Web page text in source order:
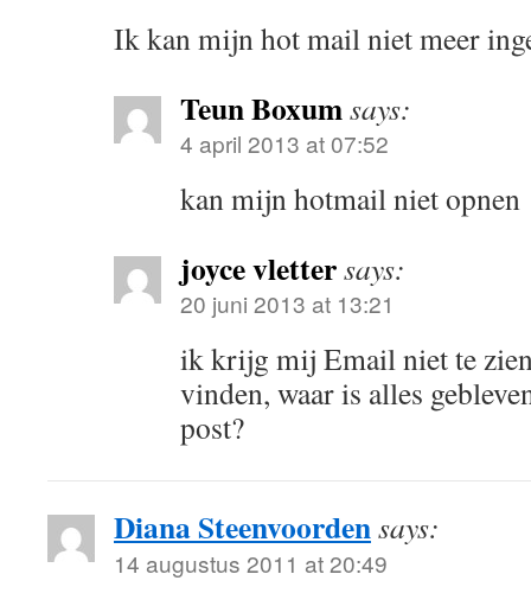
Ik kan mijn hot mail niet meer
Teun Boxumsays:
4 april 2013 at 07:52
kan mijn hotmail niet opnen
joyce vlettersays:
20 juni 2013 at 13:21
ik krijg mij Email niet te
vinden, waar is alles
post?
Diana Steenvoordensays:
14 augustus 2011 at 20:49